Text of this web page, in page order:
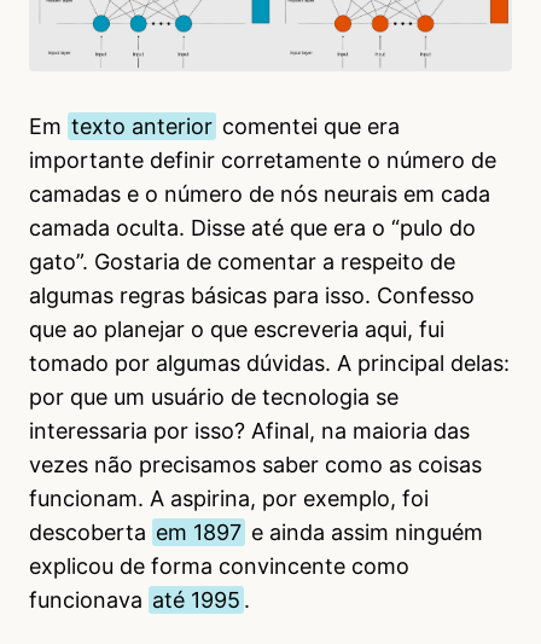
Em texto anterior comentei que era
importante definir corretamente o número de
camadas e o número de nós neurais em cada
camada oculta. Disse até que era o “pulo do
gato”. Gostaria de comentar a respeito de
algumas regras básicas para isso. Confesso
que ao planejar o que escreveria aqui, fui
tomado por algumas dúvidas. A principal delas:
por que um usuário de tecnologia se
interessaria por isso? Afinal, na maioria das
vezes não precisamos saber como as coisas
funcionam. A aspirina, por exemplo, foi
descoberta em 1897 e ainda assim ninguém
explicou de forma convincente como
funcionava até 1995 .